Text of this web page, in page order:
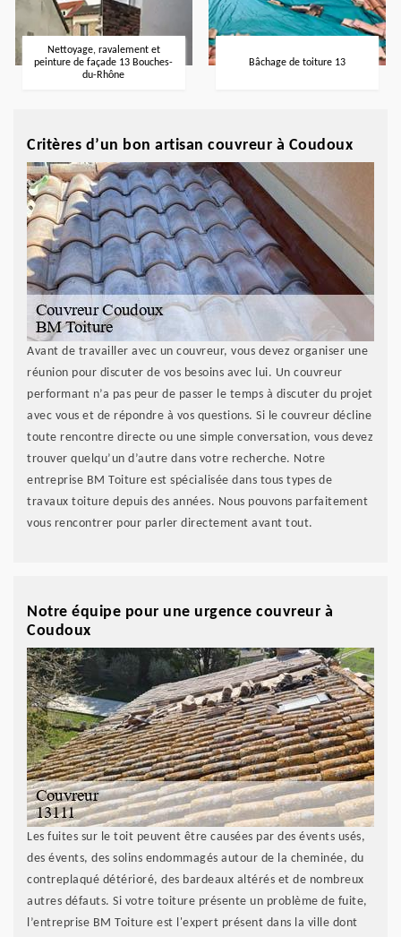
Nettoyage, ravalement et
peinture de façade 13 Bouches-
du-Rhône
Bâchage de toiture 13
Critères d’un bon artisan couvreur à Coudoux
Avant de travailler avec un couvreur, vous devez organiser une
réunion pour discuter de vos besoins avec lui. Un couvreur
performant n’a pas peur de passer le temps à discuter du projet
avec vous et de répondre à vos questions. Si le couvreur décline
toute rencontre directe ou une simple conversation, vous devez
trouver quelqu’un d’autre dans votre recherche. Notre
entreprise BM Toiture est spécialisée dans tous types de
travaux toiture depuis des années. Nous pouvons parfaitement
vous rencontrer pour parler directement avant tout.
Notre équipe pour une urgence couvreur à
Coudoux
Les fuites sur le toit peuvent être causées par des évents usés,
des évents, des solins endommagés autour de la cheminée, du
contreplaqué détérioré, des bardeaux altérés et de nombreux
autres défauts. Si votre toiture présente un problème de fuite,
l’entreprise BM Toiture est l'expert présent dans la ville dont